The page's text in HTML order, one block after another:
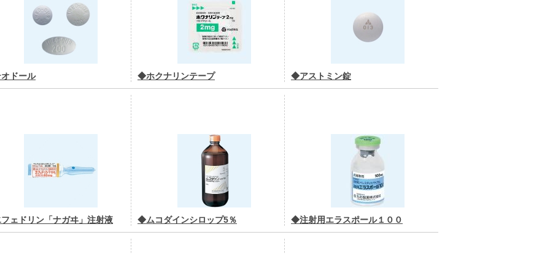
ドール ◆ホクナリンテープ ◆アストミン錠
ェドリン「ナガヰ」注射液 ◆ムコダインシロップ5％ ◆注射用エラスポール１００